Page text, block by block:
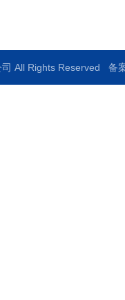
All Rights Reserved 备